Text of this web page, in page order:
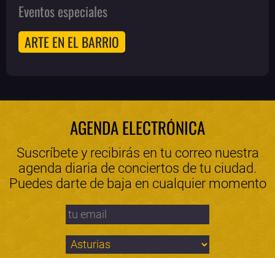
Eventos especiales
ARTE EN EL BARRIO
AGENDA ELECTRÓNICA
Suscríbete y recibirás en tu correo nuestra
agenda diaria de conciertos de tu ciudad.
Puedes darte de baja en cualquier momento